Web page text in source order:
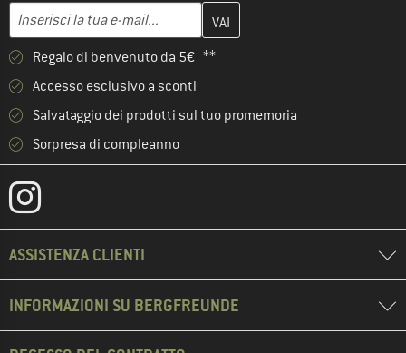
Indirizzo e-mail
Inserisci qui il tuo indirizzo e-mail e crea il tuo account cliente
Regalo di benvenuto da 5€ **
Accesso esclusivo a sconti
Salvataggio dei prodotti sul tuo promemoria
Sorpresa di compleanno
ASSISTENZA CLIENTI
INFORMAZIONI SU BERGFREUNDE